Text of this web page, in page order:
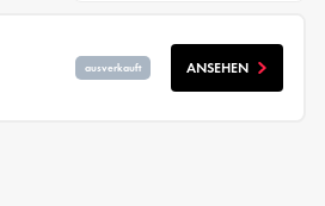
ausverkauft ANSEHEN